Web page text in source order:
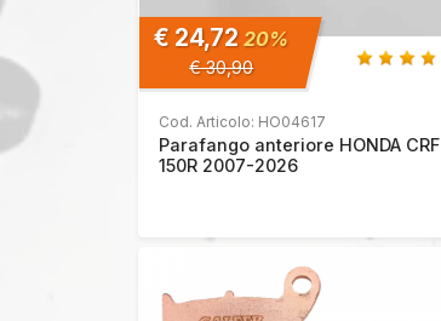
€ 24,7220%
€ 30,90
Cod. Articolo: HO04617
Parafango anteriore HONDA CRF
150R 2007-2026